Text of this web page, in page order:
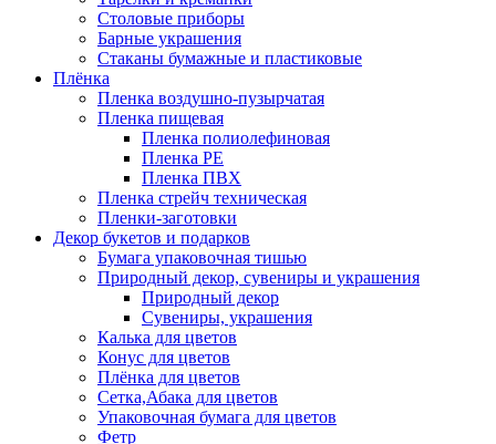
Столовые приборы
Барные украшения
Стаканы бумажные и пластиковые
Плёнка
Пленка воздушно-пузырчатая
Пленка пищевая
Пленка полиолефиновая
Пленка PE
Пленка ПВХ
Пленка стрейч техническая
Пленки-заготовки
Декор букетов и подарков
Бумага упаковочная тишью
Природный декор, сувениры и украшения
Природный декор
Сувениры, украшения
Калька для цветов
Конус для цветов
Плёнка для цветов
Сетка,Абака для цветов
Упаковочная бумага для цветов
Фетр